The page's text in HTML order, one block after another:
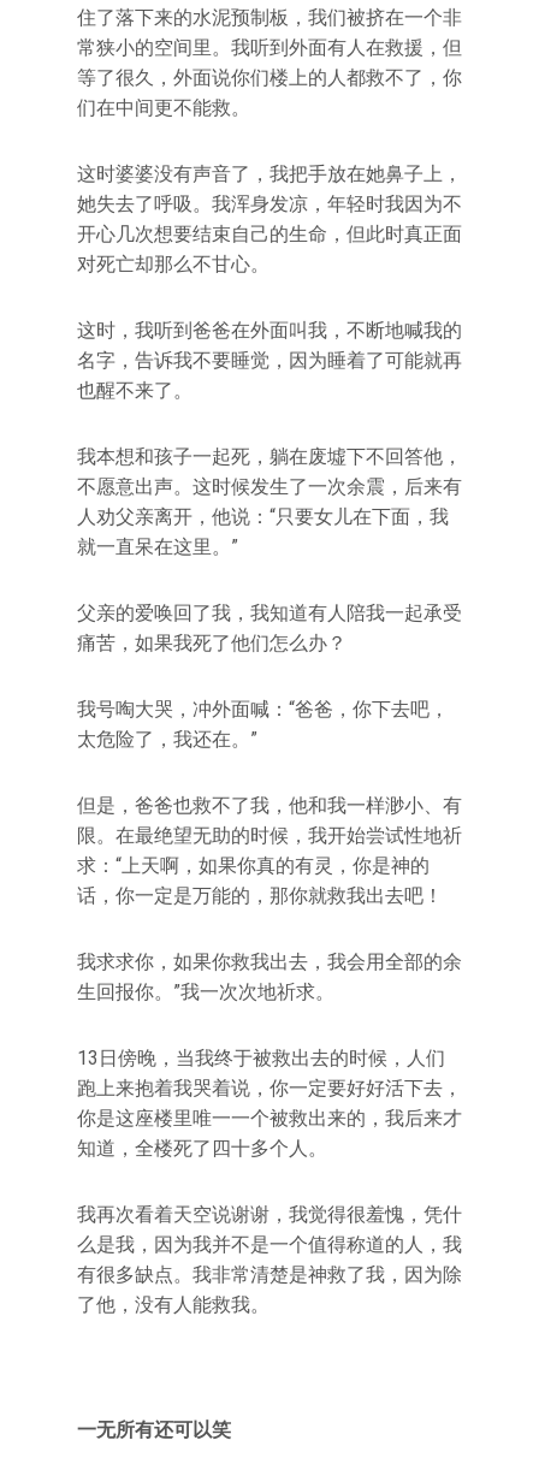
住了落下来的水泥预制板，我们被挤在一个非
常狭小的空间里。我听到外面有人在救援，但
等了很久，外面说你们楼上的人都救不了，你
们在中间更不能救。
这时婆婆没有声音了，我把手放在她鼻子上，
她失去了呼吸。我浑身发凉，年轻时我因为不
开心几次想要结束自己的生命，但此时真正面
对死亡却那么不甘心。
这时，我听到爸爸在外面叫我，不断地喊我的
名字，告诉我不要睡觉，因为睡着了可能就再
也醒不来了。
我本想和孩子一起死，躺在废墟下不回答他，
不愿意出声。这时候发生了一次余震，后来有
人劝父亲离开，他说：“只要女儿在下面，我
就一直呆在这里。”
父亲的爱唤回了我，我知道有人陪我一起承受
痛苦，如果我死了他们怎么办？
我号啕大哭，冲外面喊：“爸爸，你下去吧，
太危险了，我还在。”
但是，爸爸也救不了我，他和我一样渺小、有
限。在最绝望无助的时候，我开始尝试性地祈
求：“上天啊，如果你真的有灵，你是神的
话，你一定是万能的，那你就救我出去吧！
我求求你，如果你救我出去，我会用全部的余
生回报你。”我一次次地祈求。
13日傍晚，当我终于被救出去的时候，人们
跑上来抱着我哭着说，你一定要好好活下去，
你是这座楼里唯一一个被救出来的，我后来才
知道，全楼死了四十多个人。
我再次看着天空说谢谢，我觉得很羞愧，凭什
么是我，因为我并不是一个值得称道的人，我
有很多缺点。我非常清楚是神救了我，因为除
了他，没有人能救我。
一无所有还可以笑